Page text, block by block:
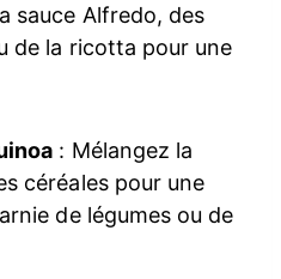
sauce Alfredo, des
de la ricotta pour une
: Mélangez la
céréales pour une
de légumes ou de